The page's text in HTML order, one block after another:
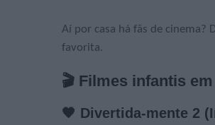
Aí por casa há fãs de cinema?
favorita.
🎬 Filmes infantis
🧡 Divertida-mente 2